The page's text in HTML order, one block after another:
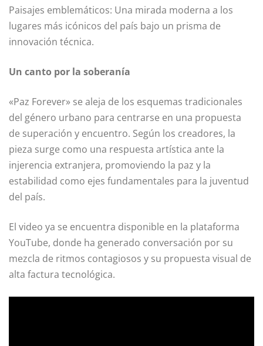
Paisajes emblemáticos: Una mirada moderna a los
lugares más icónicos del país bajo un prisma de
innovación técnica.
Un canto por la soberanía
«Paz Forever» se aleja de los esquemas tradicionales
del género urbano para centrarse en una propuesta
de superación y encuentro. Según los creadores, la
pieza surge como una respuesta artística ante la
injerencia extranjera, promoviendo la paz y la
estabilidad como ejes fundamentales para la juventud
del país.
El video ya se encuentra disponible en la plataforma
YouTube, donde ha generado conversación por su
mezcla de ritmos contagiosos y su propuesta visual de
alta factura tecnológica.